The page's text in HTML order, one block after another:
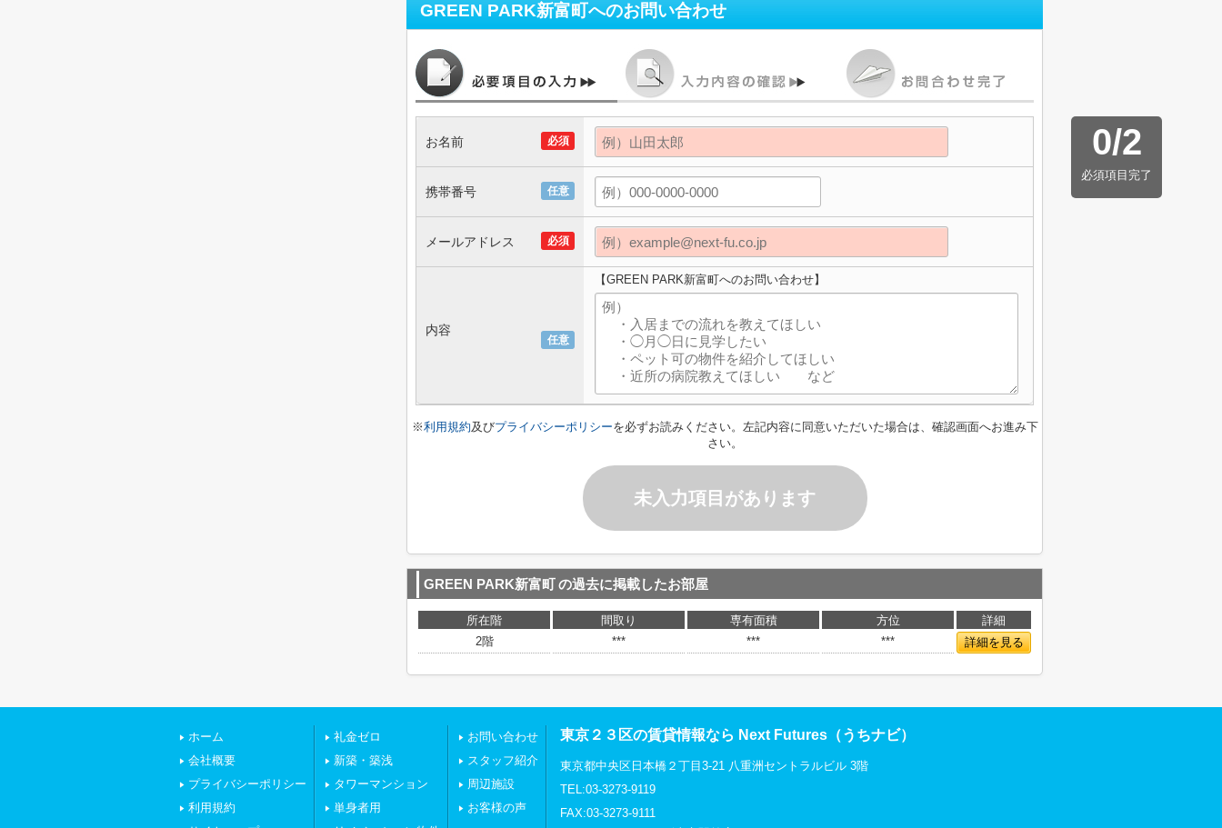
GREEN PARK新富町へのお問い合わせ
0/2
必須項目完了
必須
お名前
任意
携帯番号
必須
メールアドレス
任意
内容
【GREEN PARK新富町へのお問い合わせ】
※利用規約及びプライバシーポリシーを必ずお読みください。左記内容に同意いただいた場合は、確認画面へお進み下
さい。
未入力項目があります
GREEN PARK新富町の過去に掲載したお部屋
所在階 間取り 専有面積 方位
詳細
2階
*** *** *** 詳細を見る
ホーム
会社概要
プライバシーポリシー
利用規約
礼金ゼロ
新築・築浅
タワーマンション
単身者用
お問い合わせ
スタッフ紹介
周辺施設
お客様の声
東京２３区の賃貸情報なら Next Futures（うちナビ）
東京都中央区日本橋２丁目3-21 八重洲セントラルビル 3階
TEL:03-3273-9119
FAX:03-3273-9111